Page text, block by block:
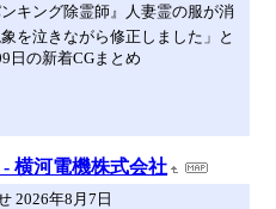
キング除霊師』人妻霊の服が消
を泣きながら修正しました」と
日の新着CGまとめ
横河電機株式会社
2026年8月7日